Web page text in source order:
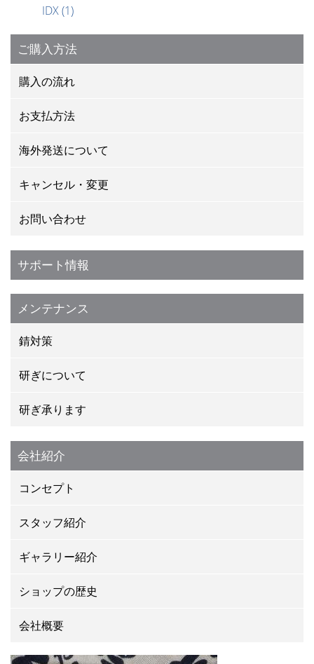
IDX(1)
ご購入方法
購入の流れ
お支払方法
海外発送について
キャンセル・変更
お問い合わせ
サポート情報
メンテナンス
錆対策
研ぎについて
研ぎ承ります
会社紹介
コンセプト
スタッフ紹介
ギャラリー紹介
ショップの歴史
会社概要